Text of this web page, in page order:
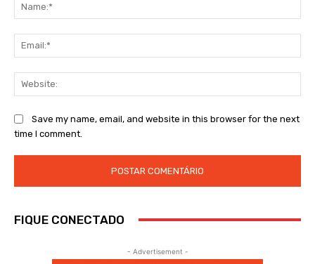
Save my name, email, and website in this browser for the next
time I comment.
FIQUE CONECTADO
- Advertisement -